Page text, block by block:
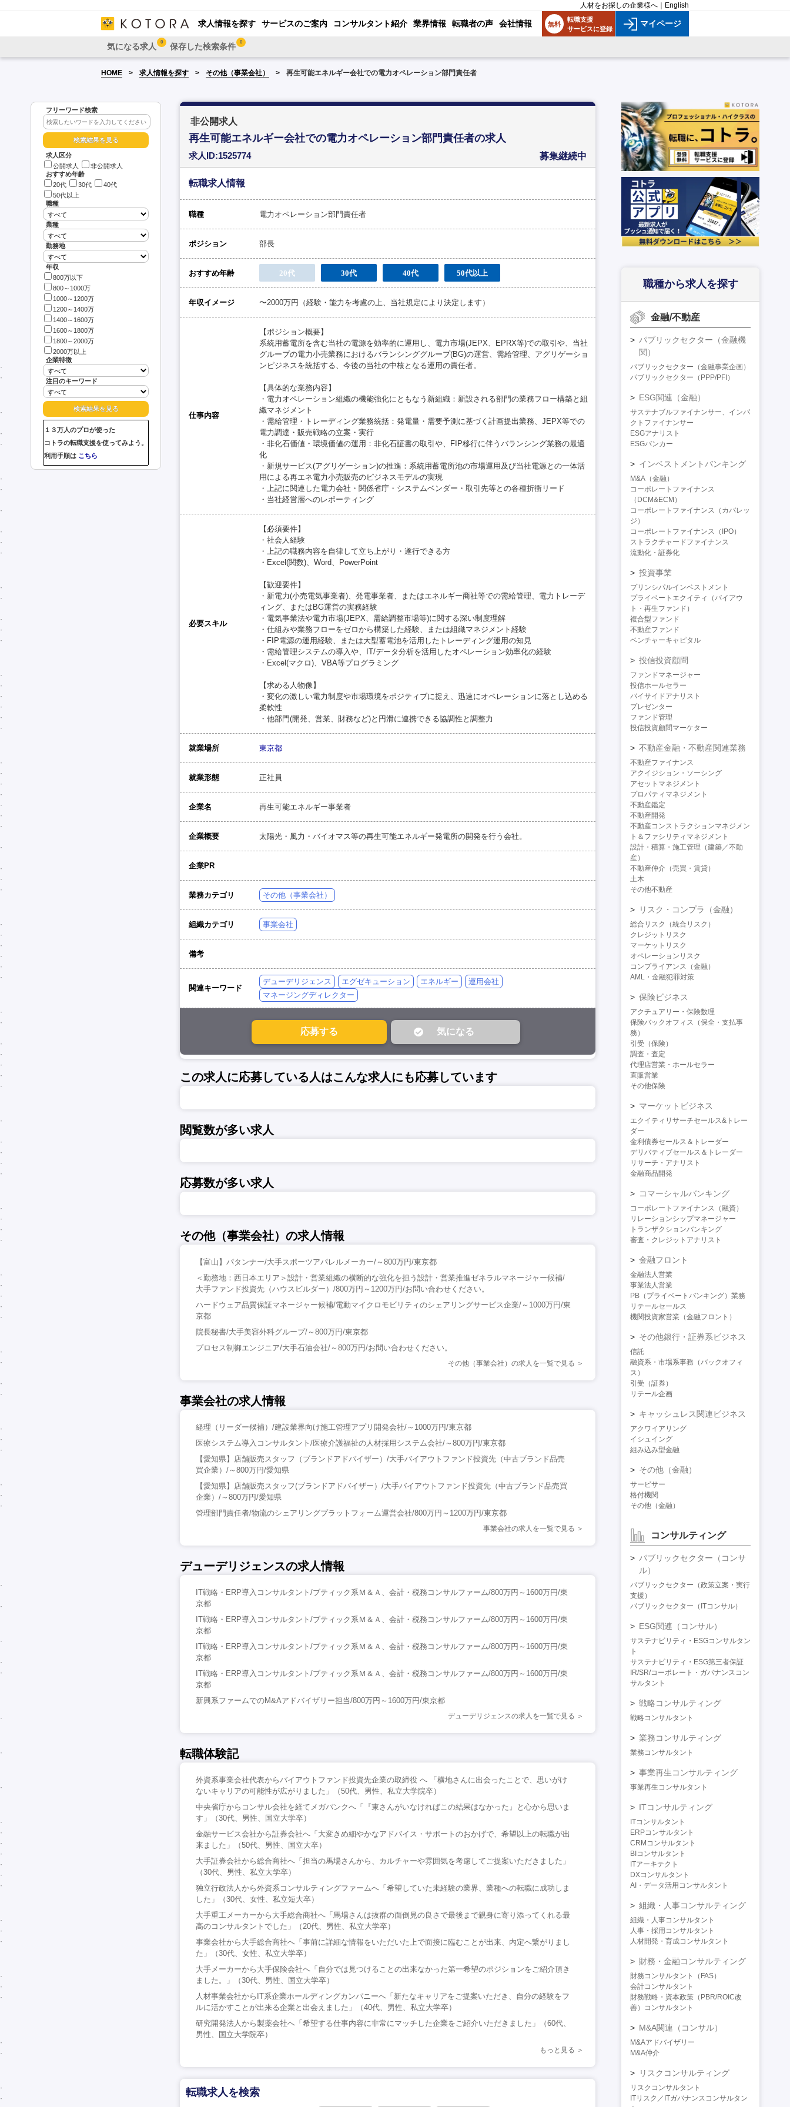
人材をお探しの企業様へ English
求人情報を探す サービスのご案内 コンサルタント紹介 業界情報 転職者の声 会社情報 無料
転職支援
サービスに登録
マイページ
気になる求人 0 保存した検索条件 0
HOME 求人情報を探す その他（事業会社） 再生可能エネルギー会社での電力オペレーション部門責任者
フリーワード検索
求人区分
公開求人
非公開求人
おすすめ年齢
20代
30代
40代
50代以上
職種
業種
勤務地
年収
800万以下
800～1000万
1000～1200万
1200～1400万
1400～1600万
1600～1800万
1800～2000万
2000万以上
企業特徴
注目のキーワード
１３万人のプロが使った
コトラの転職支援を使ってみよう。
利用手順は こちら
非公開求人
再生可能エネルギー会社での電力オペレーション部門責任者の求人
求人ID:1525774 募集継続中
転職求人情報
職種 電力オペレーション部門責任者
ポジション 部長
おすすめ年齢 20代 30代 40代 50代以上
年収イメージ 〜2000万円（経験・能力を考慮の上、当社規定により決定します）
仕事内容
【ポジション概要】
系統用蓄電所を含む当社の電源を効率的に運用し、電力市場(JEPX、EPRX等)での取引や、当社
グループの電力小売業務におけるバランシンググループ(BG)の運営、需給管理、アグリゲーショ
ンピジネスを統括する、今後の当社の中核となる運用の責任者。
【具体的な業務内容】
・電力オペレーション組織の機能強化にともなう新組織：新設される部門の業務フロー構築と組
織マネジメント
・需給管理・トレーディング業務統括：発電量・需要予測に基づく計画提出業務、JEPX等での
電力調達・販売戦略の立案・実行
・非化石価値・環境価値の運用：非化石証書の取引や、FIP移行に伴うバランシング業務の最適
化
・新規サービス(アグリゲーション)の推進：系統用蓄電所池の市場運用及び当社電源との一体活
用による再エネ電力小売販売のピジネスモデルの実現
・上記に関連した電力会社・関係省庁・システムベンダー・取引先等との各種折衝リード
・当社経営層へのレポーティング
必要スキル
【必須要件】
・社会人経験
・上記の職務内容を自律して立ち上がり・遂行できる方
・Excel(関数)、Word、PowerPoint
【歓迎要件】
・新電力(小売電気事業者)、発電事業者、またはエネルギー商社等での需給管理、電力トレーデ
ィング、またはBG運営の実務経験
・電気事業法や電力市場(JEPX、需給調整市場等)に関する深い制度理解
・仕組みや業務フローをゼロから構築した経験、または組織マネジメント経験
・FIP電源の運用経験、または大型蓄電池を活用したトレーディング運用の知見
・需給管理システムの導入や、IT/データ分析を活用したオペレーション効率化の経験
・Excel(マクロ)、VBA等プログラミング
【求める人物像】
・変化の激しい電力制度や市場環境をポジティブに捉え、迅速にオペレーションに落とし込める
柔軟性
・他部門(開発、営業、財務など)と円滑に連携できる協調性と調整力
就業場所 東京都
就業形態 正社員
企業名 再生可能エネルギー事業者
企業概要 太陽光・風力・バイオマス等の再生可能エネルギー発電所の開発を行う会社。
企業PR
業務カテゴリ その他（事業会社）
組織カテゴリ 事業会社
備考
関連キーワード
デューデリジェンス エグゼキューション エネルギー
運用会社
マネージングディレクター
この求人に応募している人はこんな求人にも応募しています
閲覧数が多い求人
応募数が多い求人
その他（事業会社）の求人情報
【富山】パタンナー/大手スポーツアパレルメーカー/～800万円/東京都
＜勤務地：西日本エリア＞設計・営業組織の横断的な強化を担う設計・営業推進ゼネラルマネージャー候補/
大手ファンド投資先（ハウスビルダー）/800万円～1200万円/お問い合わせください。
ハードウェア品質保証マネージャー候補/電動マイクロモビリティのシェアリングサービス企業/～1000万円/東
京都
院長秘書/大手美容外科グループ/～800万円/東京都
プロセス制御エンジニア/大手石油会社/～800万円/お問い合わせください。
その他（事業会社）の求人を一覧で見る
事業会社の求人情報
経理（リーダー候補）/建設業界向け施工管理アプリ開発会社/～1000万円/東京都
医療システム導入コンサルタント/医療介護福祉の人材採用システム会社/～800万円/東京都
【愛知県】店舗販売スタッフ（ブランドアドバイザー）/大手バイアウトファンド投資先（中古ブランド品売
買企業）/～800万円/愛知県
【愛知県】店舗販売スタッフ(ブランドアドバイザー）/大手バイアウトファンド投資先（中古ブランド品売買
企業）/～800万円/愛知県
管理部門責任者/物流のシェアリングプラットフォーム運営会社/800万円～1200万円/東京都
事業会社の求人を一覧で見る
デューデリジェンスの求人情報
IT戦略・ERP導入コンサルタント/ブティック系Ｍ＆Ａ、会計・税務コンサルファーム/800万円～1600万円/東
京都
IT戦略・ERP導入コンサルタント/ブティック系Ｍ＆Ａ、会計・税務コンサルファーム/800万円～1600万円/東
京都
IT戦略・ERP導入コンサルタント/ブティック系Ｍ＆Ａ、会計・税務コンサルファーム/800万円～1600万円/東
京都
IT戦略・ERP導入コンサルタント/ブティック系Ｍ＆Ａ、会計・税務コンサルファーム/800万円～1600万円/東
京都
新興系ファームでのM&Aアドバイザリー担当/800万円～1600万円/東京都
デューデリジェンスの求人を一覧で見る
転職体験記
外資系事業会社代表からバイアウトファンド投資先企業の取締役 へ 「横地さんに出会ったことで、思いがけ
ないキャリアの可能性が広がりました」（50代、男性、私立大学院卒）
中央省庁からコンサル会社を経てメガバンクへ「『東さんがいなければこの結果はなかった』と心から思いま
す」（30代、男性、国立大学卒）
金融サービス会社から証券会社へ「大変きめ細やかなアドバイス・サポートのおかげで、希望以上の転職が出
来ました」（50代、男性、国立大卒）
大手証券会社から総合商社へ「担当の馬場さんから、カルチャーや雰囲気を考慮してご提案いただきました」
（30代、男性、私立大学卒）
独立行政法人から外資系コンサルティングファームへ「希望していた未経験の業界、業種への転職に成功しま
した」（30代、女性、私立短大卒）
大手重工メーカーから大手総合商社へ「馬場さんは抜群の面倒見の良さで最後まで親身に寄り添ってくれる最
高のコンサルタントでした」（20代、男性、私立大学卒）
事業会社から大手総合商社へ「事前に詳細な情報をいただいた上で面接に臨むことが出来、内定へ繋がりまし
た」（30代、女性、私立大学卒）
大手メーカーから大手保険会社へ「自分では見つけることの出来なかった第一希望のポジションをご紹介頂き
ました。」（30代、男性、国立大学卒）
人材事業会社からIT系企業ホールディングカンパニーへ「新たなキャリアをご提案いただき、自分の経験をフ
ルに活かすことが出来る企業と出会えました」（40代、男性、私立大学卒）
研究開発法人から製薬会社へ「希望する仕事内容に非常にマッチした企業をご紹介いただきました」（60代、
男性、国立大学院卒）
もっと見る
転職求人を検索
職種から求人を探す
金融/不動産
パブリックセクター（金融機
関）
パブリックセクター（金融事業企画）
パブリックセクター（PPP/PFI）
ESG関連（金融）
サステナブルファイナンサー、インパ
クトファイナンサー
ESGアナリスト
ESGバンカー
インベストメントバンキング
M&A（金融）
コーポレートファイナンス
（DCM&ECM）
コーポレートファイナンス（カバレッ
ジ）
コーポレートファイナンス（IPO）
ストラクチャードファイナンス
流動化・証券化
投資事業
プリンシパルインベストメント
プライベートエクイティ（バイアウ
ト・再生ファンド）
複合型ファンド
不動産ファンド
ベンチャーキャピタル
投信投資顧問
ファンドマネージャー
投信ホールセラー
バイサイドアナリスト
プレゼンター
ファンド管理
投信投資顧問マーケター
不動産金融・不動産関連業務
不動産ファイナンス
アクイジション・ソーシング
アセットマネジメント
プロパティマネジメント
不動産鑑定
不動産開発
不動産コンストラクションマネジメン
ト＆ファシリティマネジメント
設計・積算・施工管理（建築／不動
産）
不動産仲介（売買・賃貸）
土木
その他不動産
リスク・コンプラ（金融）
総合リスク（統合リスク）
クレジットリスク
マーケットリスク
オペレーションリスク
コンプライアンス（金融）
AML・金融犯罪対策
保険ビジネス
アクチュアリー・保険数理
保険バックオフィス（保全・支払事
務）
引受（保険）
調査・査定
代理店営業・ホールセラー
直販営業
その他保険
マーケットビジネス
エクイティリサーチセールス&トレー
ダー
金利債券セールス＆トレーダー
デリバティブセールス＆トレーダー
リサーチ・アナリスト
金融商品開発
コマーシャルバンキング
コーポレートファイナンス（融資）
リレーションシップマネージャー
トランザクションバンキング
審査・クレジットアナリスト
金融フロント
金融法人営業
事業法人営業
PB（プライベートバンキング）業務
リテールセールス
機関投資家営業（金融フロント）
その他銀行・証券系ビジネス
信託
融資系・市場系事務（バックオフィ
ス）
引受（証券）
リテール企画
キャッシュレス関連ビジネス
アクワイアリング
イシュイング
組み込み型金融
その他（金融）
サービサー
格付機関
その他（金融）
コンサルティング
パブリックセクター（コンサ
ル）
パブリックセクター（政策立案・実行
支援）
パブリックセクター（ITコンサル）
ESG関連（コンサル）
サステナビリティ・ESGコンサルタン
ト
サステナビリティ・ESG第三者保証
IR/SR/コーポレート・ガバナンスコン
サルタント
戦略コンサルティング
戦略コンサルタント
業務コンサルティング
業務コンサルタント
事業再生コンサルティング
事業再生コンサルタント
ITコンサルティング
ITコンサルタント
ERPコンサルタント
CRMコンサルタント
BIコンサルタント
ITアーキテクト
DXコンサルタント
AI・データ活用コンサルタント
組織・人事コンサルティング
組織・人事コンサルタント
人事・採用コンサルタント
人材開発・育成コンサルタント
財務・金融コンサルティング
財務コンサルタント（FAS）
会計コンサルタント
財務戦略・資本政策（PBR/ROIC改
善）コンサルタント
M&A関連（コンサル）
M&Aアドバイザリー
M&A仲介
リスクコンサルティング
リスクコンサルタント
ITリスク／ITガバナンスコンサルタン